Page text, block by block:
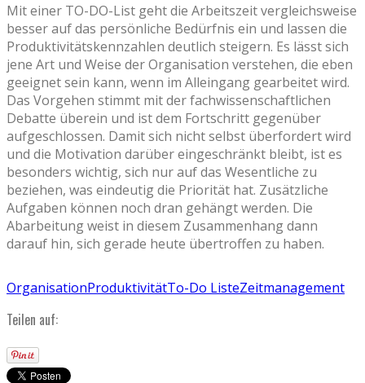
Mit einer TO-DO-List geht die Arbeitszeit vergleichsweise
besser auf das persönliche Bedürfnis ein und lassen die
Produktivitätskennzahlen deutlich steigern. Es lässt sich
jene Art und Weise der Organisation verstehen, die eben
geeignet sein kann, wenn im Alleingang gearbeitet wird.
Das Vorgehen stimmt mit der fachwissenschaftlichen
Debatte überein und ist dem Fortschritt gegenüber
aufgeschlossen. Damit sich nicht selbst überfordert wird
und die Motivation darüber eingeschränkt bleibt, ist es
besonders wichtig, sich nur auf das Wesentliche zu
beziehen, was eindeutig die Priorität hat. Zusätzliche
Aufgaben können noch dran gehängt werden. Die
Abarbeitung weist in diesem Zusammenhang dann
darauf hin, sich gerade heute übertroffen zu haben.
OrganisationProduktivitätTo-Do ListeZeitmanagement
Teilen auf: